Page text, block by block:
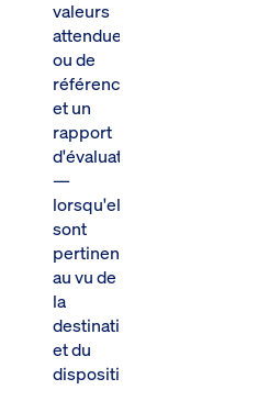
valeurs
attendues
ou de
référence,
et un
rapport
d'évaluation
—
lorsqu'elles
sont
pertinentes
au vu de
la
destination
et du
dispositif.